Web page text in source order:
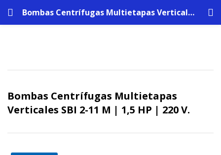
Bombas Centrífugas Multietapas Verticales SBI 2-11 M | 1,5 HP | 220 V.
Bombas Centrífugas Multietapas
Verticales SBI 2-11 M | 1,5 HP | 220 V.